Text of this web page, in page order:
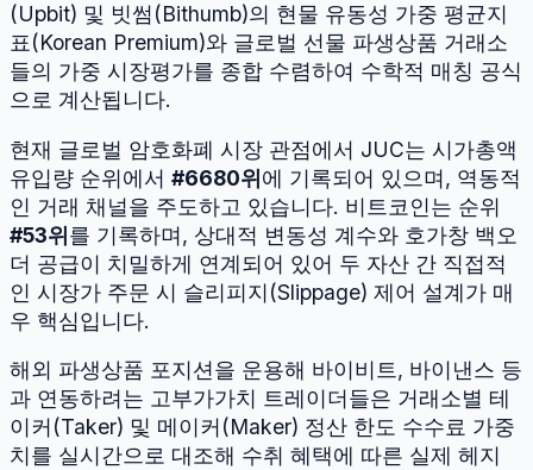
(Upbit) 및 빗썸(Bithumb)의 현물 유동성 가중 평균지
표(Korean Premium)와 글로벌 선물 파생상품 거래소
들의 가중 시장평가를 종합 수렴하여 수학적 매칭 공식
으로 계산됩니다.
현재 글로벌 암호화폐 시장 관점에서 JUC는 시가총액
유입량 순위에서 #6680위에 기록되어 있으며, 역동적
인 거래 채널을 주도하고 있습니다. 비트코인는 순위
#53위를 기록하며, 상대적 변동성 계수와 호가창 백오
더 공급이 치밀하게 연계되어 있어 두 자산 간 직접적
인 시장가 주문 시 슬리피지(Slippage) 제어 설계가 매
우 핵심입니다.
해외 파생상품 포지션을 운용해 바이비트, 바이낸스 등
과 연동하려는 고부가가치 트레이더들은 거래소별 테
이커(Taker) 및 메이커(Maker) 정산 한도 수수료 가중
치를 실시간으로 대조해 수취 혜택에 따른 실제 헤지